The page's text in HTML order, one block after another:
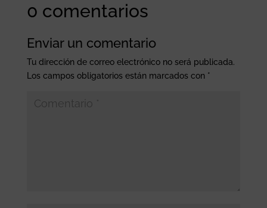
0 comentarios
Enviar un comentario
Tu dirección de correo electrónico no será publicada.
Los campos obligatorios están marcados con *